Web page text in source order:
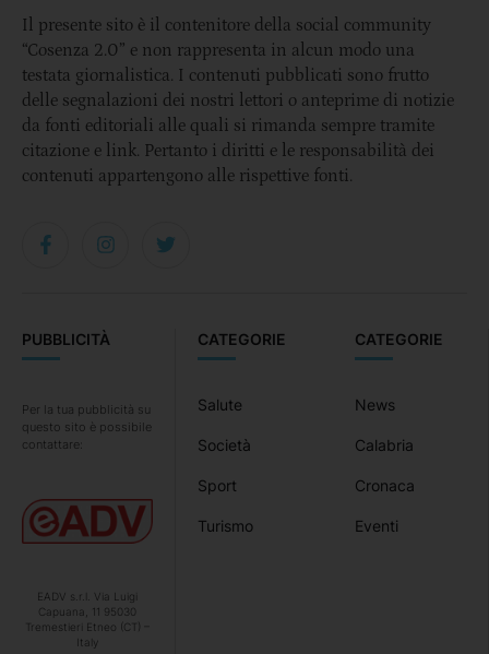
CATEGORIE
News
Calabria
Cronaca
Eventi
CATEGORIE
Salute
Società
Sport
Turismo
PUBBLICITÀ
Per la tua pubblicità su
questo sito è possibile
contattare:
EADV s.r.l. Via Luigi
Capuana, 11 95030
Tremestieri Etneo (CT) –
Italy
Il presente sito è il contenitore della social community
“Cosenza 2.0” e non rappresenta in alcun modo una
testata giornalistica. I contenuti pubblicati sono frutto
delle segnalazioni dei nostri lettori o anteprime di notizie
da fonti editoriali alle quali si rimanda sempre tramite
citazione e link. Pertanto i diritti e le responsabilità dei
contenuti appartengono alle rispettive fonti.